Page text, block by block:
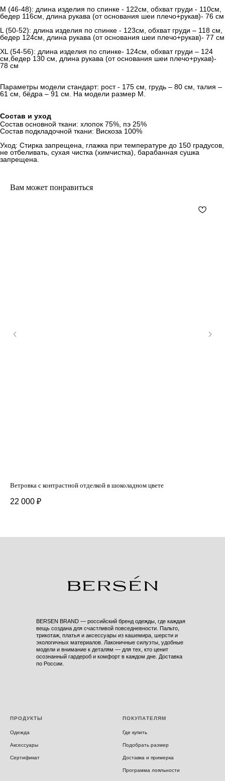
M (46-48): длина изделия по спинке - 122см, обхват груди - 110см,
бедер 116см, длина рукава (от основания шеи плечо+рукав)- 76 см
L (50-52): длина изделия по спинке - 123см, обхват груди – 118 см,
бедер 124см, длина рукава (от основания шеи плечо+рукав)- 77 см
XL (54-56): длина изделия по спинке- 124см, обхват груди – 124
см,бедер 130 см, длина рукава (от основания шеи плечо+рукав)-
78 см
Параметры модели стандарт: рост - 175 см, грудь – 80 см, талия –
61 см, бёдра – 91 см. На модели размер М.
Состав и уход
Состав основной ткани: хлопок 75%, пэ 25%
Состав подкладочной ткани: Вискоза 100%
Уход: Стирка запрещена, глажка при температуре до 150 градусов,
не отбеливать, сухая чистка (химчистка), барабанная сушка
запрещена.
Вам может понравиться
Ветровка с контрастной отделкой в шоколадном цвете
22 000 ₽
BERSEN BRAND — российский бренд одежды, где каждая
вещь создана для счастливой повседневности. Пальто,
трикотаж, платья и аксессуары из кашемира, шерсти и
экологичных материалов. Лаконичные силуэты, удобные
модели и внимание к деталям — для тех, кто ценит
осознанный гардероб и комфорт в каждом дне. Доставка
по России.
ПРОДУКТЫ
Одежда
Аксессуары
Сертификат
ПОКУПАТЕЛЯМ
Где купить
Подобрать размер
Доставка и примерка
Программа лояльности